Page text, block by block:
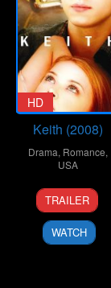
HD
Keith (2008)
Drama, Romance,
USA
13
Sep
2008
Todd
Kessler
TRAILER
WATCH